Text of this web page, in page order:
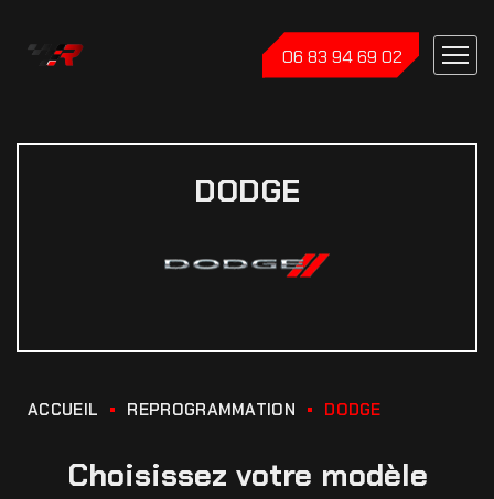
06 83 94 69 02
DODGE
ACCUEIL REPROGRAMMATION DODGE
Choisissez votre modèle